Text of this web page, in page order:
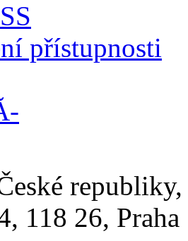
přístupnosti
118 26,